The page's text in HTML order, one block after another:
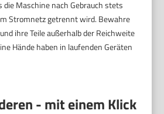
die Maschine nach Gebrauch stets
Stromnetz getrennt wird. Bewahre
ihre Teile außerhalb der Reichweite
Hände haben in laufenden Geräten